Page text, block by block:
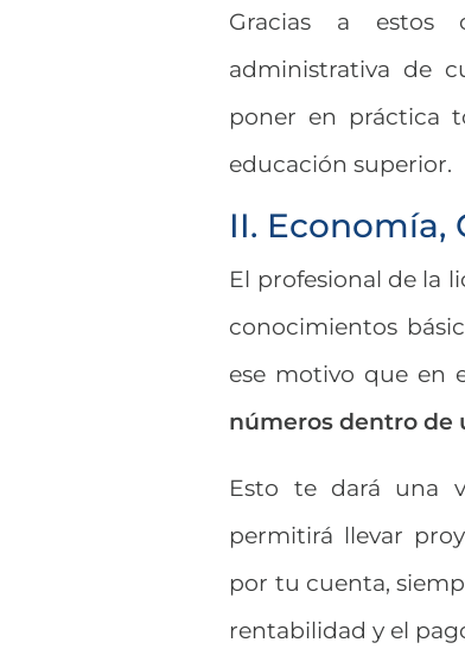
Gracias a estos
administrativa de
poner en práctica
educación superior.
II. Economía,
El profesional de la
conocimientos
ese motivo que en
números dentro de
Esto te dará una
permitirá llevar
por tu cuenta,
rentabilidad y el